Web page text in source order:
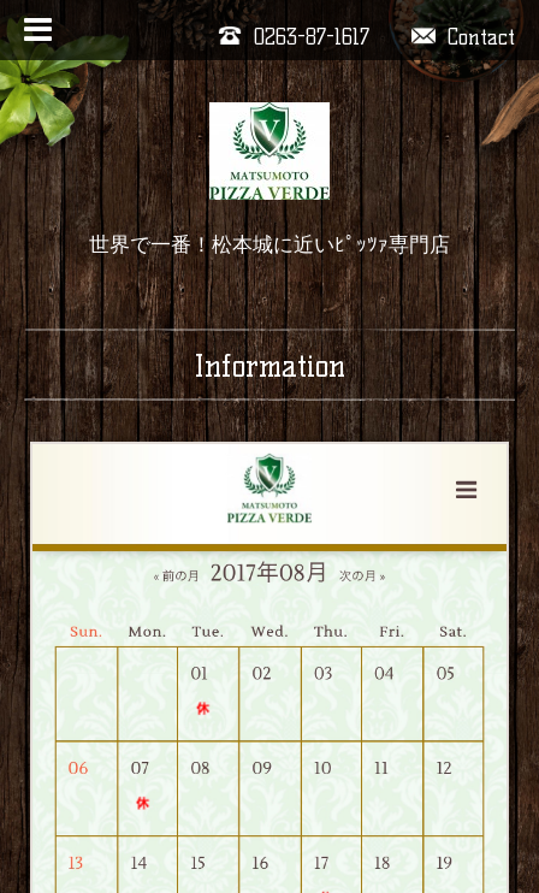
Contact
0263-87-1617
世界で一番！松本城に近いﾋﾟｯﾂｧ専門店
Information